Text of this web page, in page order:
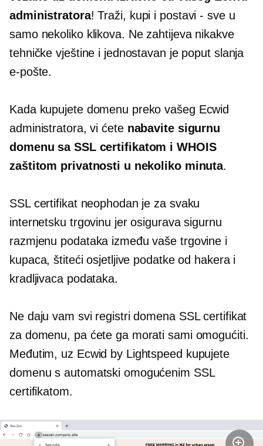
administratora! Traži, kupi i postavi- sve u
samo nekoliko klikova. Ne zahtijeva nikakve
tehničke vještine i jednostavan je poput slanja
e-pošte.
Kada kupujete domenu preko vašeg Ecwid
administratora, vi ćete nabavite sigurnu
domenu sa SSL certifikatom i WHOIS
zaštitom privatnosti u nekoliko minuta.
SSL certifikat neophodan je za svaku
internetsku trgovinu jer osigurava sigurnu
razmjenu podataka između vaše trgovine i
kupaca, štiteći osjetljive podatke od hakera i
kradljivaca podataka.
Ne daju vam svi registri domena SSL certifikat
za domenu, pa ćete ga morati sami omogućiti.
Međutim, uz Ecwid by Lightspeed kupujete
domenu s automatski omogućenim SSL
certifikatom.